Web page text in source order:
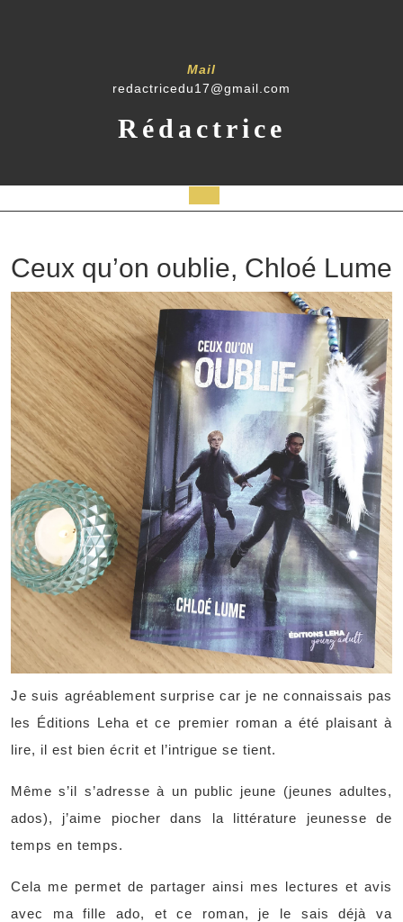
Mail
redactricedu17@gmail.com
Rédactrice
Button
Ceux qu’on oublie, Chloé Lume
Je suis agréablement surprise car je ne connaissais pas
les Éditions Leha et ce premier roman a été plaisant à
lire, il est bien écrit et l’intrigue se tient.
Même s’il s’adresse à un public jeune (jeunes adultes,
ados), j’aime piocher dans la littérature jeunesse de
temps en temps.
Cela me permet de partager ainsi mes lectures et avis
avec ma fille ado, et ce roman, je le sais déjà va